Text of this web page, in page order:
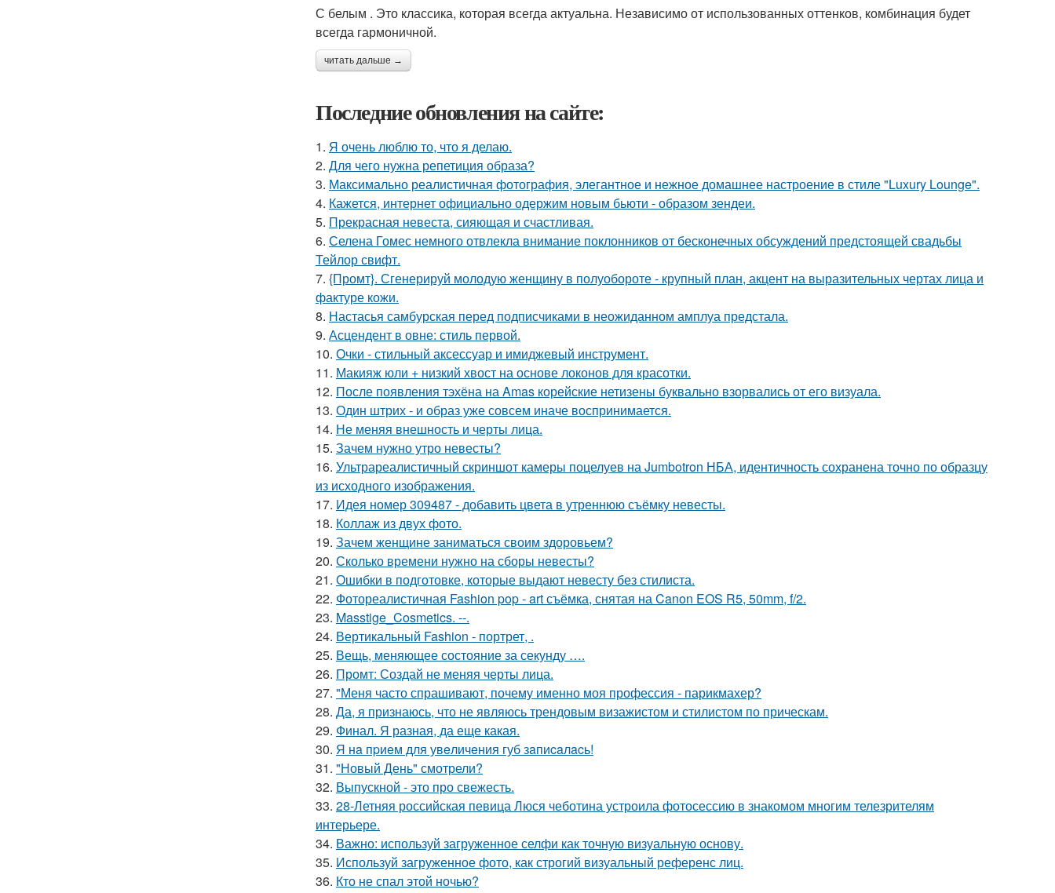
С белым . Это классика, которая всегда актуальна. Независимо от использованных оттенков, комбинация будет
всегда гармоничной.
читать дальше →
Последние обновления на сайте:
1. Я очень люблю то, что я делаю.
2. Для чего нужна репетиция образа?
3. Максимально реалистичная фотография, элегантное и нежное домашнее настроение в стиле "Luxury Lounge".
4. Кажется, интернет официально одержим новым бьюти - образом зендеи.
5. Прекрасная невеста, сияющая и счастливая.
6. Селена Гомес немного отвлекла внимание поклонников от бесконечных обсуждений предстоящей свадьбы
Тейлор свифт.
7. {Промт}. Сгенерируй молодую женщину в полуобороте - крупный план, акцент на выразительных чертах лица и
фактуре кожи.
8. Настасья самбурская перед подписчиками в неожиданном амплуа предстала.
9. Асцендент в овне: стиль первой.
10. Очки - стильный аксессуар и имиджевый инструмент.
11. Макияж юли + низкий хвост на основе локонов для красотки.
12. После появления тэхёна на Amas корейские нетизены буквально взорвались от его визуала.
13. Один штрих - и образ уже совсем иначе воспринимается.
14. Не меняя внешность и черты лица.
15. Зачем нужно утро невесты?
16. Ультрареалистичный скриншот камеры поцелуев на Jumbotron НБА, идентичность сохранена точно по образцу
из исходного изображения.
17. Идея номер 309487 - добавить цвета в утреннюю съёмку невесты.
18. Коллаж из двух фото.
19. Зачем женщине заниматься своим здоровьем?
20. Сколько времени нужно на сборы невесты?
21. Ошибки в подготовке, которые выдают невесту без стилиста.
22. Фотореалистичная Fashion pop - art съёмка, снятая на Canon EOS R5, 50mm, f/2.
23. Masstige_Cosmetics. --.
24. Вертикальный Fashion - портрет, .
25. Вещь, меняющее состояние за секунду ….
26. Промт: Создай не меняя черты лица.
27. "Меня часто спрашивают, почему именно моя профессия - парикмахер?
28. Да, я признаюсь, что не являюсь трендовым визажистом и стилистом по прическам.
29. Финал. Я разная, да еще какая.
30. Я нa пpиeм для увeличeния губ зaпиcaлacь!
31. "Новый День" смотрели?
32. Выпускной - это про свежесть.
33. 28-Летняя российская певица Люся чеботина устроила фотосессию в знакомом многим телезрителям
интерьере.
34. Важно: используй загруженное селфи как точную визуальную основу.
35. Используй загруженное фото, как строгий визуальный референс лиц.
36. Кто не спал этой ночью?